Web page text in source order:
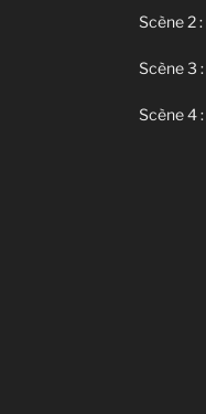
Scène 2 :
Scène 3 :
Scène 4 :